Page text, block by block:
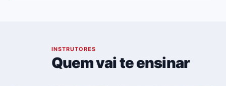
INSTRUTORES
Quem vai te ensinar